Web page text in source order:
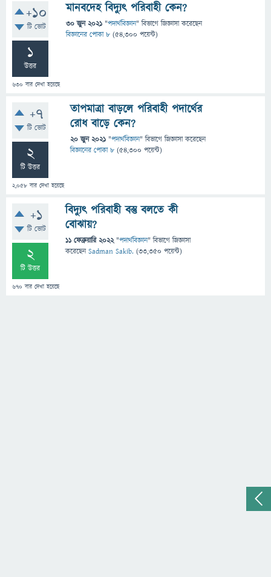
+10
টি ভোট
1
উত্তর
630 বার দেখা হয়েছে
মানবদেহ বিদ্যুৎ পরিবাহী কেন?
30 জুন 2021 "পদার্থবিজ্ঞান" বিভাগে জিজ্ঞাসাকরেছেন
বিজ্ঞানের পোকা ৮ (54,300 পয়েন্ট)
+7
টি ভোট
2
টি উত্তর
2,058 বার দেখা হয়েছে
তাপমাত্রা বাড়লে পরিবাহী পদার্থের
রোধ বাড়ে কেন?
20 জুন 2021 "পদার্থবিজ্ঞান" বিভাগে জিজ্ঞাসাকরেছেন
বিজ্ঞানের পোকা ৮ (54,300 পয়েন্ট)
+1
টি ভোট
2
টি উত্তর
670 বার দেখা হয়েছে
বিদ্যুৎ পরিবাহী বস্তু বলতে কী
বোঝায়?
11 ফেব্রুয়ারি 2022 "পদার্থবিজ্ঞান" বিভাগে জিজ্ঞাসা
করেছেনSadman Sakib. (33,350 পয়েন্ট)